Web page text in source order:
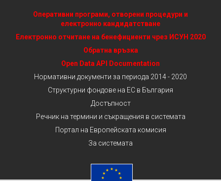
Оперативни програми, отворени процедури и
електронно кандидатстване
Електронно отчитане на бенефициенти чрез ИСУН 2020
Обратна връзка
Open Data API Documentation
Нормативни документи за периода 2014 - 2020
Структурни фондове на ЕС в България
Достъпност
Речник на термини и съкращения в системата
Портал на Европейската комисия
За системата